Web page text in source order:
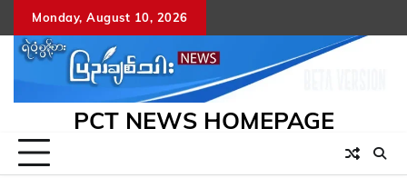
to
content
Monday, August 10, 2026
PCT NEWS HOMEPAGE